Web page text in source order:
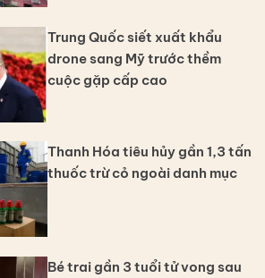
Trung Quốc siết xuất khẩu
drone sang Mỹ trước thềm
cuộc gặp cấp cao
Thanh Hóa tiêu hủy gần 1,3 tấn
thuốc trừ cỏ ngoài danh mục
Bé trai gần 3 tuổi tử vong sau